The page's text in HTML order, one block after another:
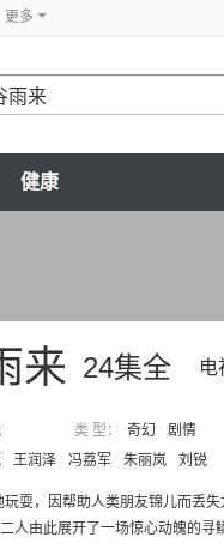
更多
健康
24集全 电
来
类 型： 奇幻
剧情
王润泽 冯荔军 朱丽岚 刘锐
耍，因帮助人类朋友锦儿而丢
人由此展开了一场惊心动魄的寻